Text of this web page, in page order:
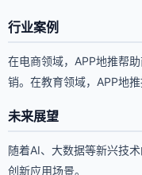
行业案例
在电商领域，APP地推帮
销。在教育领域，APP地
未来展望
随着AI、大数据等新兴技
创新应用场景。